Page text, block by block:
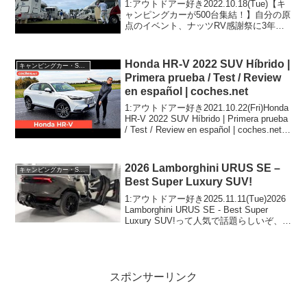
1:アウトドアー好き2022.10.18(Tue)【キ
ャンピングカーが500台集結！】自分の原
点のイベント、ナッツRV感謝祭に3年ぶ
アー好き2022.10.18(Tu...
Honda HR-V 2022 SUV Híbrido |
Primera prueba / Test / Review
en español | coches.net
1:アウトドアー好き2021.10.22(Fri)Honda
HR-V 2022 SUV Híbrido | Primera prueba
/ Test / Review en español | coches.netっ
キャンピングカー・SUV人気車種
2026 Lamborghini URUS SE –
Best Super Luxury SUV!
1:アウトドアー好き2025.11.11(Tue)2026
Lamborghini URUS SE - Best Super
Luxury SUV!って人気で話題らしいぞ、見
スポンサーリンク